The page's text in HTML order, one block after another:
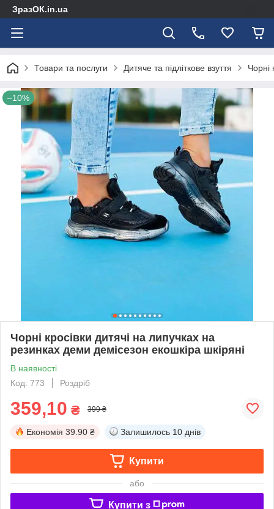
ЗразОК.in.ua
Товари та послуги Дитяче та підліткове взуття Чорні
–10%
Чорні кросівки дитячі на липучках на
резинках деми демісезон екошкіра шкіряні
В наявності
Код: 773
Роздріб
359,10 ₴ 399 ₴
Економія 39.90 ₴ Залишилось 10 днів
Купити
або
Купити з